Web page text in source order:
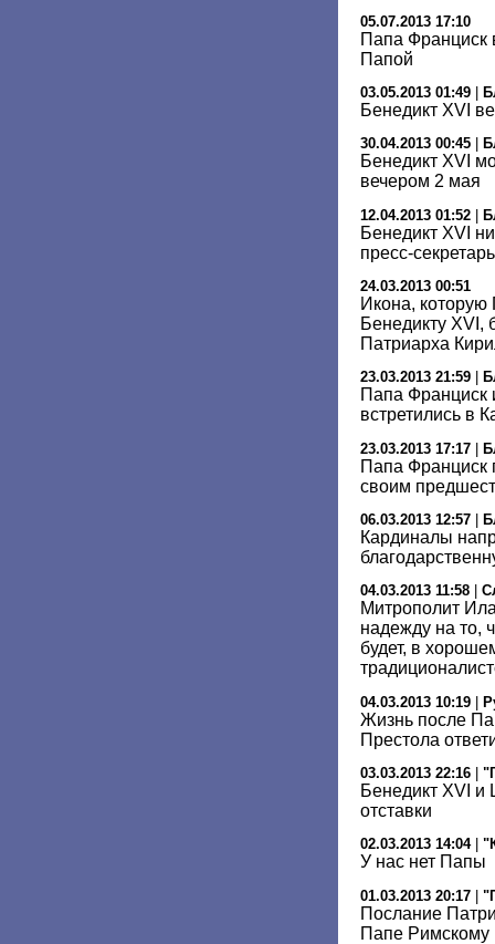
05.07.2013 17:10
Папа Франциск
Папой
03.05.2013 01:49
Бенедикт XVI
30.04.2013 00:45
Бенедикт XVI
вечером 2 мая
12.04.2013 01:52
Бенедикт XVI
пресс-
24.03.2013 00:51
Икона,
Бенедикту XVI,
Патриарха
23.03.2013 21:59
Папа Франциск
встретились в
23.03.2013 17:17 |
Папа Франциск
своим
06.03.2013 12:57
Кардиналы
04.03.2013 11:58
Митрополит
надежду на то,
будет, в
04.03.2013 10:19 |
Жизнь после
Престола
03.03.2013 22:16
Бенедикт XVI и
отставки
02.03.2013 14:04|
У нас нет Папы
01.03.2013 20:17 |
Послание
Папе Римскому